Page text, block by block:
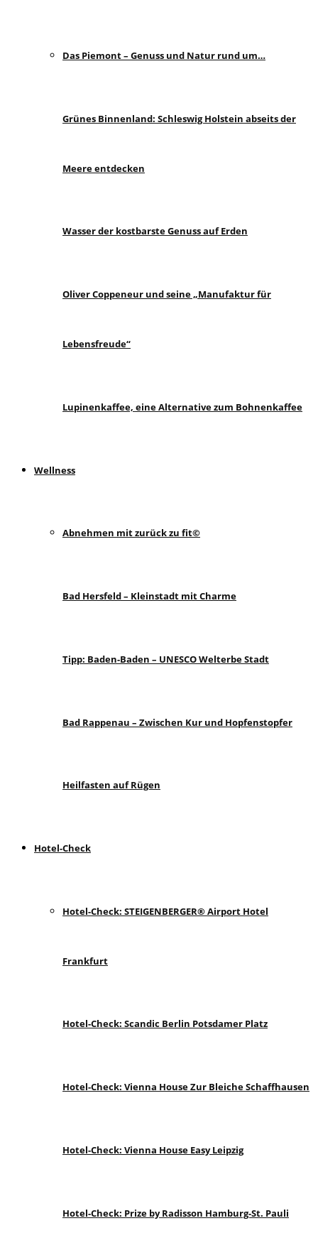
Das Piemont – Genuss und Natur rund um…
Grünes Binnenland: Schleswig Holstein abseits der
Meere entdecken
Wasser der kostbarste Genuss auf Erden
Oliver Coppeneur und seine „Manufaktur für
Lebensfreude“
Lupinenkaffee, eine Alternative zum Bohnenkaffee
Wellness
Abnehmen mit zurück zu fit©
Bad Hersfeld – Kleinstadt mit Charme
Tipp: Baden-Baden – UNESCO Welterbe Stadt
Bad Rappenau – Zwischen Kur und Hopfenstopfer
Heilfasten auf Rügen
Hotel-Check
Hotel-Check: STEIGENBERGER® Airport Hotel
Frankfurt
Hotel-Check: Scandic Berlin Potsdamer Platz
Hotel-Check: Vienna House Zur Bleiche Schaffhausen
Hotel-Check: Vienna House Easy Leipzig
Hotel-Check: Prize by Radisson Hamburg-St. Pauli